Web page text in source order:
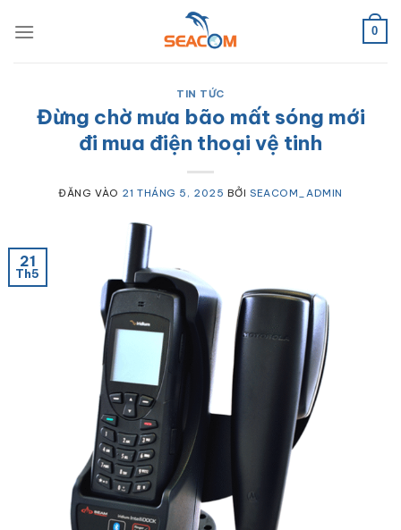
qua
0
TIN TỨC
Đừng chờ mưa bão mất sóng mới
đi mua điện thoại vệ tinh
ĐĂNG VÀO 21 THÁNG 5, 2025 BỞISEACOM_ADMIN
21
Th5